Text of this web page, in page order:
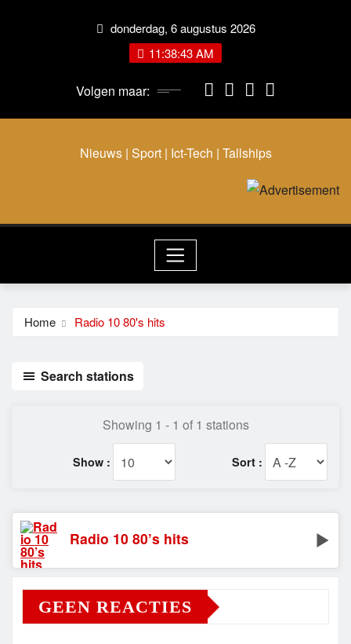
donderdag, 6 augustus 2026
11:38:43 AM
Volgen maar:
Nieuws | Sport | Ict-Tech | Tallships
Home Radio 10 80's hits
Search stations
Showing 1 - 1 of 1 stations
Show : Sort :
Radio 10 80’s hits
GEEN REACTIES